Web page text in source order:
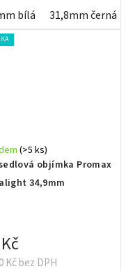
stříbrná
bílá 31,8mm černá
objímka Promax
34,9mm
(>5 ks)
Kč bez DPH